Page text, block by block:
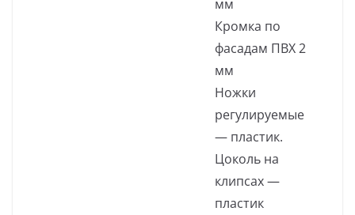
мм
Кромка по
фасадам ПВХ 2
мм
Ножки
регулируемые
— пластик.
Цоколь на
клипсах —
пластик